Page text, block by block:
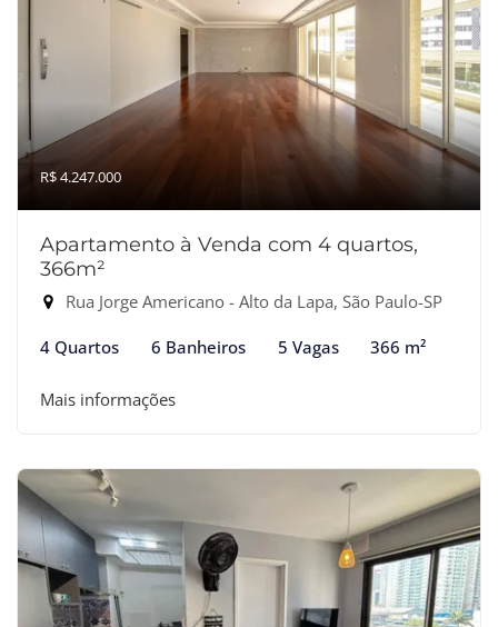
R$ 4.247.000
Apartamento à Venda com 4 quartos,
366m²
Rua Jorge Americano - Alto da Lapa, São Paulo-SP
4 Quartos 6 Banheiros 5 Vagas 366 m²
Mais informações